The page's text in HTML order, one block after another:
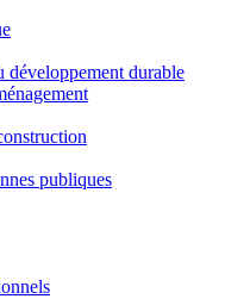
développement durable
publiques